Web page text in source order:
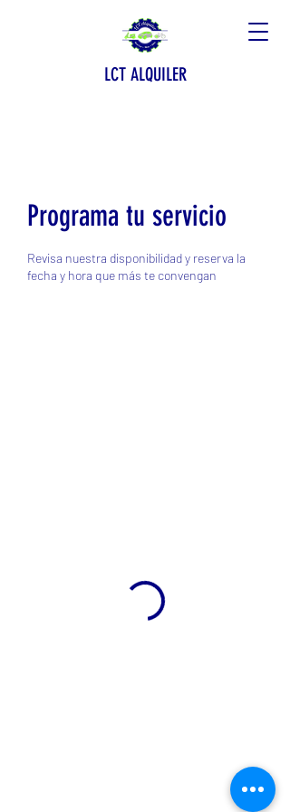
LCT ALQUILER
Programa tu servicio
Revisa nuestra disponibilidad y reserva la
fecha y hora que más te convengan